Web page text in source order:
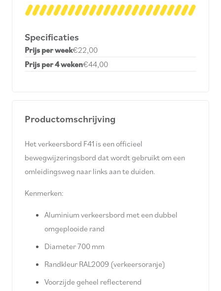
Specificaties
Prijs per week€22,00
Prijs per 4 weken€44,00
Productomschrijving
Het verkeersbord F41 is een officieel
bewegwijzeringsbord dat wordt gebruikt om een
omleidingsweg naar links aan te duiden.
Kenmerken:
Aluminium verkeersbord met een dubbel
omgeplooide rand
Diameter 700 mm
Randkleur RAL2009 (verkeersoranje)
Voorzijde geheel reflecterend